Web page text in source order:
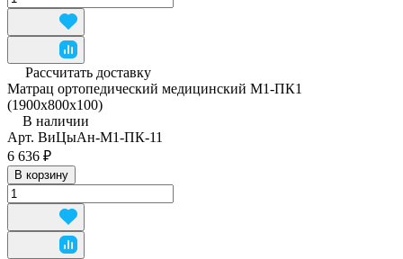
Рассчитать доставку
Матрац ортопедический медицинский М1-ПК1
(1900x800x100)
В наличии
Арт. ВиЦыАн-М1-ПК-11
6 636 ₽
В корзину